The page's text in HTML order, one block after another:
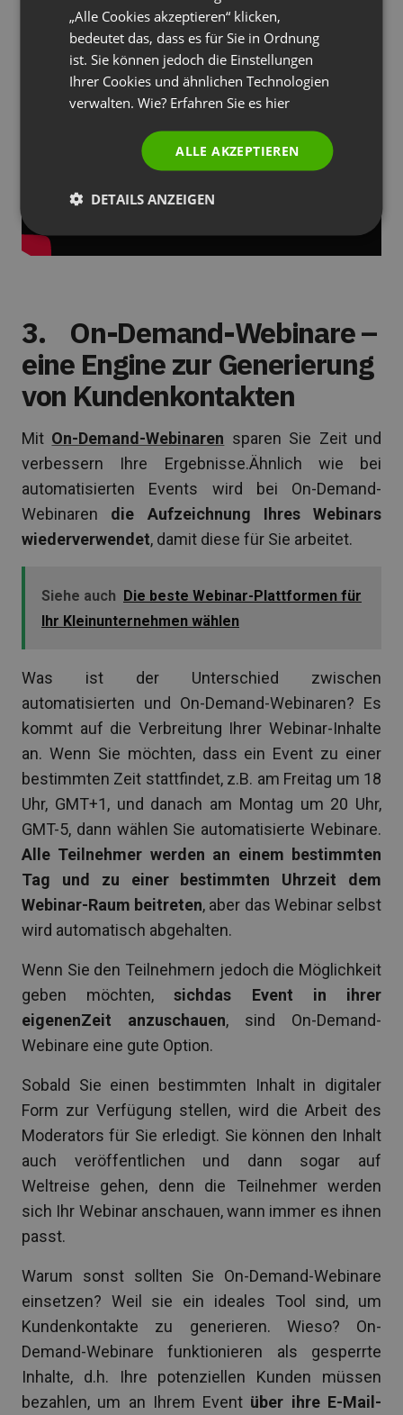
3. On-Demand-Webinare –
eine Engine zur Generierung
von Kundenkontakten
Mit On-Demand-Webinaren sparen Sie Zeit und
verbessern Ihre Ergebnisse.Ähnlich wie bei
automatisierten Events wird bei On-Demand-
Webinaren die Aufzeichnung Ihres Webinars
wiederverwendet, damit diese für Sie arbeitet.
Siehe auch
Die beste Webinar-Plattformen für
Ihr Kleinunternehmen wählen
Was ist der Unterschied zwischen
automatisierten und On-Demand-Webinaren? Es
kommt auf die Verbreitung Ihrer Webinar-Inhalte
an. Wenn Sie möchten, dass ein Event zu einer
bestimmten Zeit stattfindet, z.B. am Freitag um 18
Uhr, GMT+1, und danach am Montag um 20 Uhr,
GMT-5, dann wählen Sie automatisierte Webinare.
Alle Teilnehmer werden an einem bestimmten
Tag und zu einer bestimmten Uhrzeit dem
Webinar-Raum beitreten, aber das Webinar selbst
wird automatisch abgehalten.
Wenn Sie den Teilnehmern jedoch die Möglichkeit
geben möchten,sichdas Event in ihrer
eigenenZeit anzuschauen, sind On-Demand-
Webinare eine gute Option.
Sobald Sie einen bestimmten Inhalt in digitaler
Form zur Verfügung stellen, wird die Arbeit des
Moderators für Sie erledigt. Sie können den Inhalt
auch veröffentlichen und dann sogar auf
Weltreise gehen, denn die Teilnehmer werden
sich Ihr Webinar anschauen, wann immer es ihnen
passt.
Warum sonst sollten Sie On-Demand-Webinare
einsetzen? Weil sie ein ideales Tool sind, um
Kundenkontakte zu generieren. Wieso? On-
Demand-Webinare funktionieren als gesperrte
Inhalte, d.h. Ihre potenziellen Kunden müssen
bezahlen, um an Ihrem Event über ihre E-Mail-
ITALIAN
„Alle Cookies akzeptieren“ klicken,
bedeutet das, dass es für Sie in Ordnung
ist. Sie können jedoch die Einstellungen
Ihrer Cookies und ähnlichen Technologien
verwalten. Wie? Erfahren Sie es hier
ALLE AKZEPTIEREN
DETAILS ANZEIGEN